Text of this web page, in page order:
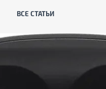
ВСЕ СТАТЬИ